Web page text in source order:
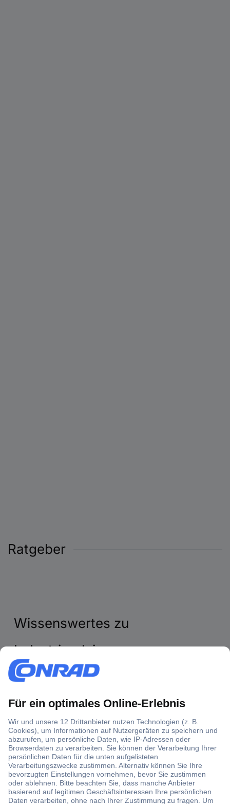
Ratgeber
Wissenswertes zu
Industrierelais
Industrierelais eignen sich aufgrund ihrer robusten und
dienen dazu, Ströme zu schalten und auf diese Weise Logik
Industrierelais aufgebaut sind und worauf es beim Kauf zu
achten gilt.
Industrierelais für anspruchsvolle Anwendungen
Elektromechanische Relais vs. Solid-State-Relais
Kaufkriterien für Industrierelais – worauf kommt es an?